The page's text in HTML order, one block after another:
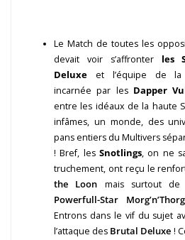
Le Match de toutes les
devait voir s’affronter les
Deluxe et l’équipe de la
incarnée par lesDapper
entre les idéaux de la haute
infâmes, un monde, des
pans entiers du Multivers
! Bref, les Snotlings, on ne
truchement, ont reçu le
the Loon mais surtout
Powerfull-Star Morg’n’Thorg
Entrons dans le vif du sujet
l’attaque des Brutal Deluxe !